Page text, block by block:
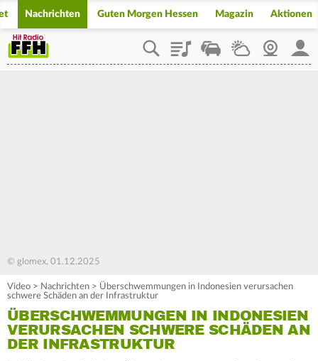
Nachrichten Guten Morgen Hessen Magazin Aktionen
PlaylistStaupilotWetterWebcam
© glomex, 01.12.2025
Video > Nachrichten > Überschwemmungen in Indonesien verursachen
schwere Schäden an der Infrastruktur
ÜBERSCHWEMMUNGEN IN INDONESIEN
VERURSACHEN SCHWERE SCHÄDEN AN
DER INFRASTRUKTUR